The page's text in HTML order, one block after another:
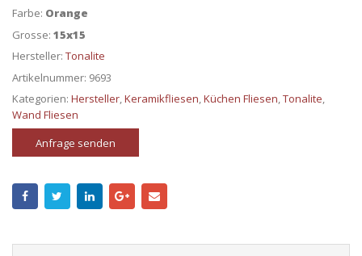
Farbe: Orange
Grosse: 15x15
Hersteller: Tonalite
Artikelnummer: 9693
Kategorien: Hersteller,Keramikfliesen,Küchen Fliesen,Tonalite,
Wand Fliesen
Anfrage senden